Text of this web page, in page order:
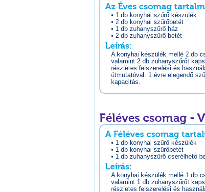
Az Éves csomag
• 1 db konyhai szűrő készülék
• 2 db konyhai szűrőbetét
• 1 db zuhanyszűrő ház
• 2 db zuhanyszűrő betét
Leírás:
A konyhai készülék mellé 2 db
valamint 2 db zuhanyszűrőt
részletes felszerelési és
útmutatóval. 1 évre elegendő
kapacitás.
Féléves csomag -
A Féléves csomag
• 1 db konyhai szűrő készülék
• 1 db konyhai szűrőbetét
• 1 db zuhanyszűrő cserélhető
Leírás:
A konyhai készülék mellé 1 db
valamint 1 db zuhanyszűrőt
részletes felszerelési és